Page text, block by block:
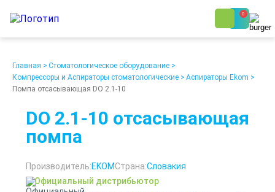
0
Ежедневно с 9:00 до 19:00
Доставка
Кредит/Лизинг
Проект клиники
Статьи
Контакты
Главная > Стоматологическое оборудование >
Компрессоры и Аспираторы стоматологические > Аспираторы Ekom >
Помпа отсасывающая DO 2.1-10
DO 2.1-10 отсасывающая
помпа
Производитель:EKOMСтрана:Словакия
Официальный дистрибьютор